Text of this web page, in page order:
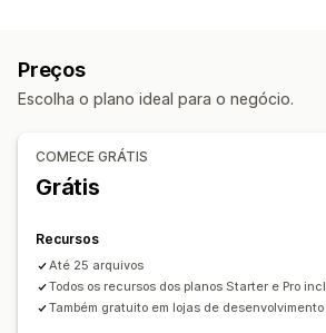
Personalização de exibição
Preços
Escolha o plano ideal para o negócio.
COMECE GRÁTIS
Grátis
Recursos
Até 25 arquivos
Todos os recursos dos planos Starter e Pro
Também gratuito em lojas de desenvolvimento